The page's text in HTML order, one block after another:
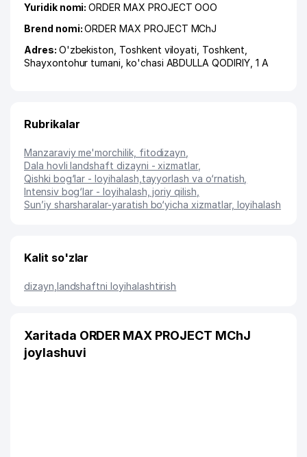
Yuridik nomi:ORDER MAX PROJECT ООО
Brend nomi:ORDER MAX PROJECT MChJ
Adres: O'zbekiston, Toshkent viloyati Toshkent
Shayxontohur tumani ko'chasi ABDULLA QODIRIY, 1 A
Rubrikalar
Manzaraviy me'morchilik, fitodizayn
Dala hovli landshaft dizayni - xizmatlar,
Qishki bog‘lar - loyihalash,tayyorlash va o‘rnatish
Intensiv bog‘lar - loyihalash, joriy qilish
Sun’iy sharsharalar-yaratish bo‘yicha xizmatlar, loyihalash
Kalit so'zlar
dizayn landshaftni loyihalashtirish
Xaritada ORDER MAX PROJECT MChJ
joylashuvi